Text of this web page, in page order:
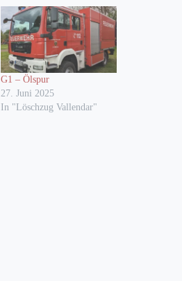
G1 – Ölspur
27. Juni 2025
In "Löschzug Vallendar"